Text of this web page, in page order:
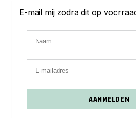
E-mail mij zodra dit op
AANMELDEN